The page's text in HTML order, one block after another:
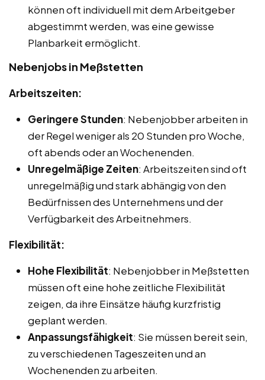
können oft individuell mit dem Arbeitgeber
abgestimmt werden, was eine gewisse
Planbarkeit ermöglicht.
Nebenjobs in Meßstetten
Arbeitszeiten:
Geringere Stunden: Nebenjobber arbeiten in
der Regel weniger als 20 Stunden pro Woche,
oft abends oder an Wochenenden.
Unregelmäßige Zeiten: Arbeitszeiten sind oft
unregelmäßig und stark abhängig von den
Bedürfnissen des Unternehmens und der
Verfügbarkeit des Arbeitnehmers.
Flexibilität:
Hohe Flexibilität: Nebenjobber in Meßstetten
müssen oft eine hohe zeitliche Flexibilität
zeigen, da ihre Einsätze häufig kurzfristig
geplant werden.
Anpassungsfähigkeit: Sie müssen bereit sein,
zu verschiedenen Tageszeiten und an
Wochenenden zu arbeiten.